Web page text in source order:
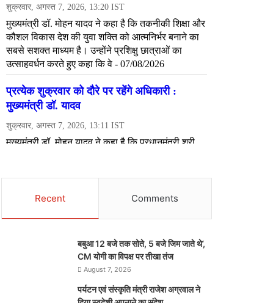
Recent Comments
बबुआ 12 बजे तक सोते, 5 बजे जिम जाते थे’,
CM योगी का विपक्ष पर तीखा तंज
August 7, 2026
पर्यटन एवं संस्कृति मंत्री राजेश अग्रवाल ने